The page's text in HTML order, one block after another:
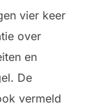
vier keer
over
en
De
vermeld